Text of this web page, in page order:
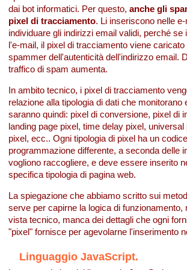
dai bot informatici. Per questo, anche gli
pixel di tracciamento. Li inseriscono nelle
individuare gli indirizzi email validi, perché se
l'e-mail, il pixel di tracciamento viene
spammer dell'autenticità dell'indirizzo email.
traffico di spam aumenta.
In ambito tecnico, i pixel di tracciamento
relazione alla tipologia di dati che monitorano
saranno quindi: pixel di conversione, pixel di
landing page pixel, time delay pixel,
pixel, ecc.. Ogni tipologia di pixel ha un
programmazione differente, a seconda delle
vogliono raccogliere, e deve essere inserito
specifica tipologia di pagina web.
La spiegazione che abbiamo scritto sui
serve per capirne la logica di funzionamento,
vista tecnico, manca dei dettagli che ogni
"pixel" fornisce per agevolarne l'inserimento
Linguaggio JavaScript.